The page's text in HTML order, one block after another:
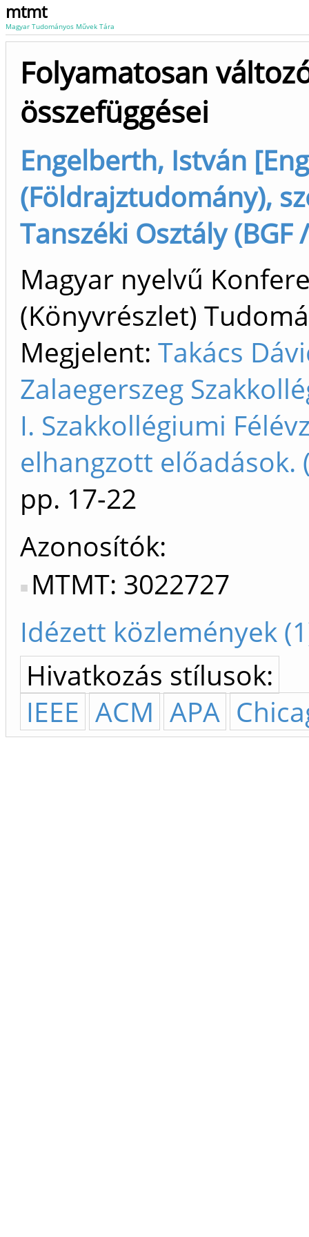
mtmt
Magyar Tudományos Művek Tára
Folyamatosan
összefüggései
Engelberth, István
(Földrajztudomány),
Tanszéki Osztály (BGF
Magyar nyelvű
(Könyvrészlet)
Megjelent: Takács
Zalaegerszeg
I. Szakkollégiumi
elhangzott előadások.
pp. 17-22
Azonosítók
MTMT: 3022727
Idézett közlemények
Hivatkozás stílusok:
IEEE ACM APA